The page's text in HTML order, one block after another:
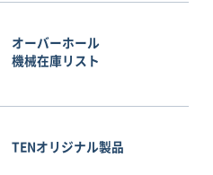
オーバーホール
機械在庫リスト
TENオリジナル製品